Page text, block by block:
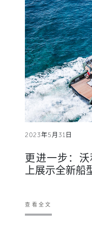
2023年5月31日
更进一步：
上展示全新船
查看全文